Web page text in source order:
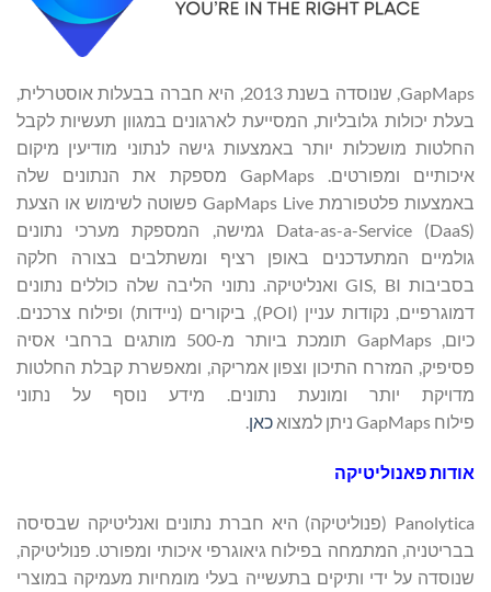
GapMaps, שנוסדה בשנת 2013, היא חברה בבעלות אוסטרלית,
בעלת יכולות גלובליות, המסייעת לארגונים במגוון תעשיות לקבל
החלטות מושכלות יותר באמצעות גישה לנתוני מודיעין מיקום
איכותיים ומפורטים. GapMaps מספקת את הנתונים שלה
באמצעות פלטפורמת GapMaps Live פשוטה לשימוש או הצעת
Data-as-a-Service (DaaS) גמישה, המספקת מערכי נתונים
גולמיים המתעדכנים באופן רציף ומשתלבים בצורה חלקה
בסביבות GIS, BI ואנליטיקה. נתוני הליבה שלה כוללים נתונים
דמוגרפיים, נקודות עניין (POI), ביקורים (ניידות) ופילוח צרכנים.
כיום, GapMaps תומכת ביותר מ-500 מותגים ברחבי אסיה
פסיפיק, המזרח התיכון וצפון אמריקה, ומאפשרת קבלת החלטות
מדויקת יותר ומונעת נתונים. מידע נוסף על נתוני
פילוח GapMaps ניתן למצוא
כאן.
אודות פאנוליטיקה
Panolytica (פנוליטיקה) היא חברת נתונים ואנליטיקה שבסיסה
בבריטניה, המתמחה בפילוח גיאוגרפי איכותי ומפורט. פנוליטיקה,
שנוסדה על ידי ותיקים בתעשייה בעלי מומחיות מעמיקה במוצרי